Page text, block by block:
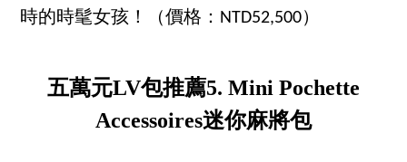
時的時髦女孩！（價格：NTD52,500）
五萬元LV包推薦5. Mini Pochette
Accessoires迷你麻將包